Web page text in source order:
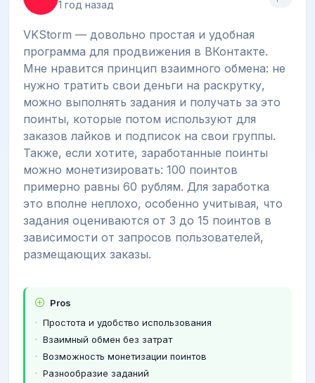
1 год назад
VKStorm — довольно простая и удобная
программа для продвижения в ВКонтакте.
Мне нравится принцип взаимного обмена: не
нужно тратить свои деньги на раскрутку,
можно выполнять задания и получать за это
поинты, которые потом используют для
заказов лайков и подписок на свои группы.
Также, если хотите, заработанные поинты
можно монетизировать: 100 поинтов
примерно равны 60 рублям. Для заработка
это вполне неплохо, особенно учитывая, что
задания оцениваются от 3 до 15 поинтов в
зависимости от запросов пользователей,
размещающих заказы.
Pros
Простота и удобство использования
Взаимный обмен без затрат
Возможность монетизации поинтов
Разнообразие заданий